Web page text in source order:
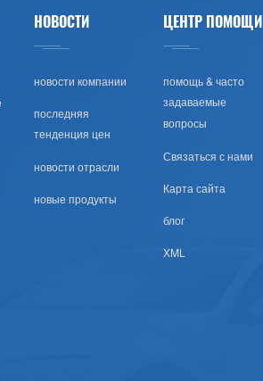
НОВОСТИ
новости компании
последняя
тенденция цен
новости отрасли
новые продукты
ЦЕНТР ПОМОЩИ
помощь & часто
задаваемые
вопросы
Связаться с нами
Карта сайта
блог
XML